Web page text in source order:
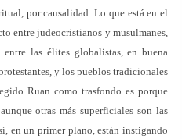
por causalidad. Lo que está en el
entre judeocristianos y musulmanes,
las élites globalistas, en buena
y los pueblos tradicionales
Ruan como trasfondo es porque
otras más superficiales son las
en un primer plano, están instigando